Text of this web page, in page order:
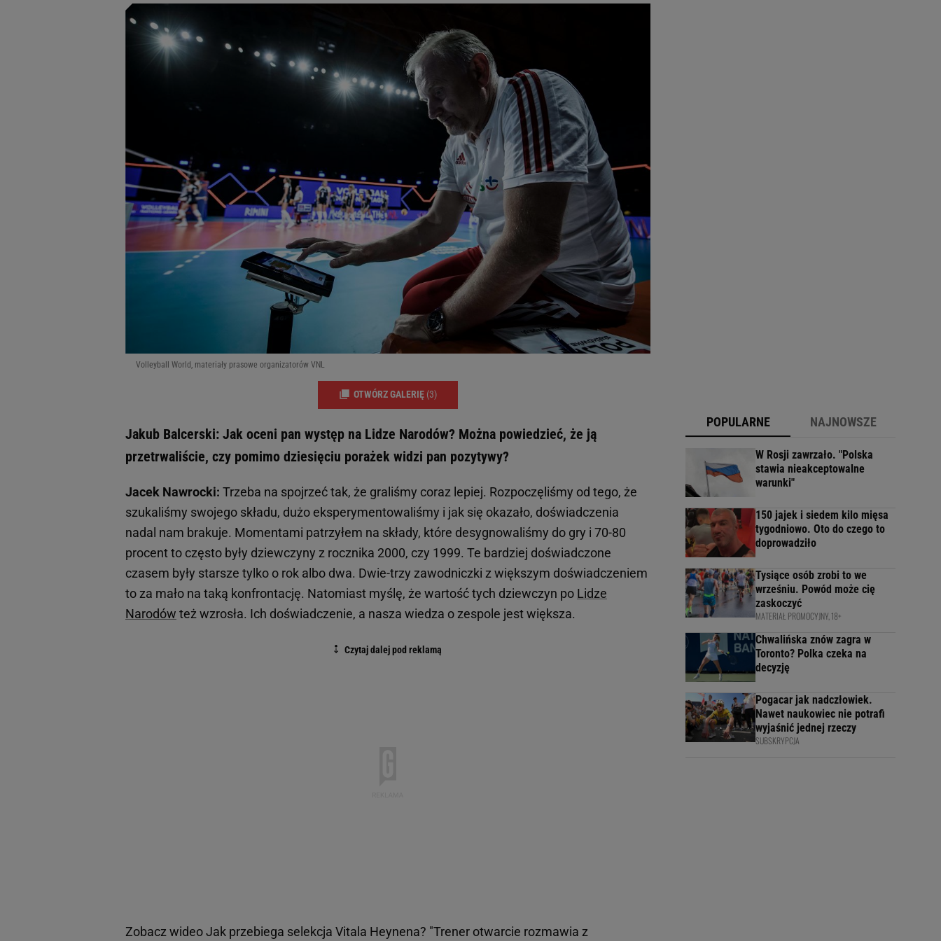
Volleyball World, materiały prasowe organizatorów VNL
OTWÓRZ GALERIĘ (3)
Jakub Balcerski: Jak oceni pan występ na Lidze Narodów? Można powiedzieć, że ją
przetrwaliście, czy pomimo dziesięciu porażek widzi pan pozytywy?
Jacek Nawrocki: Trzeba na spojrzeć tak, że graliśmy coraz lepiej. Rozpoczęliśmy od tego, że
szukaliśmy swojego składu, dużo eksperymentowaliśmy i jak się okazało, doświadczenia
nadal nam brakuje. Momentami patrzyłem na składy, które desygnowaliśmy do gry i 70-80
procent to często były dziewczyny z rocznika 2000, czy 1999. Te bardziej doświadczone
czasem były starsze tylko o rok albo dwa. Dwie-trzy zawodniczki z większym doświadczeniem
to za mało na taką konfrontację. Natomiast myślę, że wartość tych dziewczyn po Lidze
Narodów też wzrosła. Ich doświadczenie, a nasza wiedza o zespole jest większa.
Zobacz wideoJak przebiega selekcja Vitala Heynena? "Trener otwarcie rozmawia z
POPULARNE NAJNOWSZE
W Rosji zawrzało. "Polska
stawia nieakceptowalne
warunki"
150 jajek i siedem kilo mięsa
tygodniowo. Oto do czego to
doprowadziło
Tysiące osób zrobi to we
wrześniu. Powód może cię
zaskoczyć
MATERIAŁ PROMOCYJNY, 18+
Chwalińska znów zagra w
Toronto? Polka czeka na
decyzję
Pogacar jak nadczłowiek.
Nawet naukowiec nie potrafi
wyjaśnić jednej rzeczy
SUBSKRYPCJA